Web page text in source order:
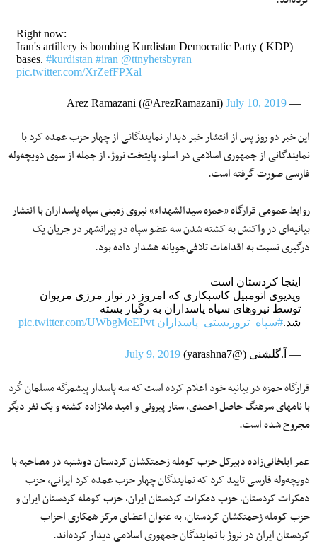
Right now:
Iran's artillery is bombing Kurdistan Democratic Party ( KDP)
bases. #kurdistan #iran @ttnyhetsbyran
pic.twitter.com/XrZefFPXal
— Arez Ramazani (@ArezRamazani)
July 10, 2019
این خبر دو روز پس از انتشار خبر دیدار نمایندگانی از چهار حزب عمده کرد با
نمایندگانی از جمهوری اسلامی در اسلو، پایتخت نروژ، از جمله از سوی دویچه‌وله
فارسی صورت گرفته است.
روابط عمومی قرارگاه «حمزه سیدالشهداء» نیروی زمینی سپاه پاسداران با انتشار
بیانیه‌ای در واکنش به کشته شدن سه عضو سپاه در پیرانشهر در جریان یک
درگیری نسبت به اقدامات تلافی‌جویانه هشدار داده بود.
اینجا کردستان است
ویدیوی اتومبیل کاسبکاری که امروز در نوار مرزی مریوان
توسط نیروهای سپاه پاسداران به رگبار بسته
شد.#سپاه_تروریستی_پاسداران pic.twitter.com/UWbgMeEPvt
— آ.گلشنی (@yarashna7) July 9, 2019
قرارگاه حمزه در بیانیه خود اعلام کرده است که سه پاسدار پیشمرگه مسلمان کُرد
با نام‎های سرهنگ حاصل احمدی، ستار پیروتی و امید ملازاده کشته و یک نفر دیگر
مجروح شده است.
عمر ایلخانی‌زاده دبیرکل حزب کومله زحمتکشان کردستان دوشنبه در مصاحبه با
دویچه‌وله فارسی تایید کرد که نمایندگان چهار حزب عمده کرد ایرانی، حزب
دمکرات کردستان، حزب دمکرات کردستان ایران، حزب کومله کردستان ایران و
حزب کومله زحمتکشان کردستان، به عنوان اعضای مرکز همکاری احزاب
کردستان ایران در نروژ با نمایندگان جمهوری اسلامی دیدار کرده‌اند.